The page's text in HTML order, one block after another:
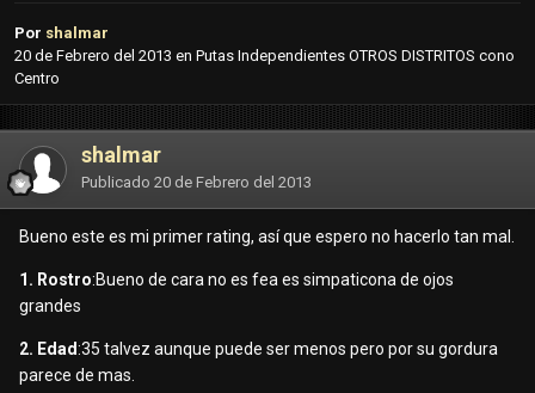
Por shalmar
20 de Febrero del 2013 en Putas Independientes OTROS DISTRITOS cono
Centro
shalmar
Publicado 20 de Febrero del 2013
Bueno este es mi primer rating, así que espero no hacerlo tan mal.
1. Rostro:Bueno de cara no es fea es simpaticona de ojos
grandes
2. Edad:35 talvez aunque puede ser menos pero por su gordura
parece de mas.